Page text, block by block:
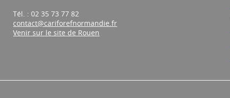
Tél. : 02 35 73 77 82
contact@cariforefnormandie.fr
Venir sur le site de Rouen